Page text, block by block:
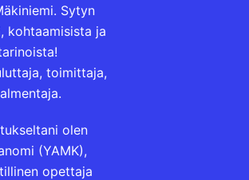
Sytyn
kohtaamisista ja
toimittaja,
olen
(YAMK),
opettaja